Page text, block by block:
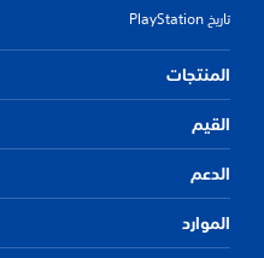
تاريخ PlayStation
المنتجات
القيم
الدعم
الموارد